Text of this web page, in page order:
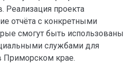
Реализация проекта
отчёта с конкретными
смогут быть использованы
службами для
Приморском крае.